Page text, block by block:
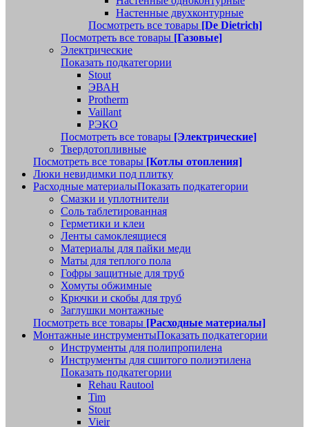
Настенные двухконтурные
Посмотреть все товары [De Dietrich]
Посмотреть все товары [Газовые]
Электрические
Показать подкатегории
Stout
ЭВАН
Protherm
Vaillant
РЭКО
Посмотреть все товары [Электрические]
Твердотопливные
Посмотреть все товары [Котлы отопления]
Люки невидимки под плитку
Расходные материалыПоказать подкатегории
Смазки и уплотнители
Соль таблетированная
Герметики и клеи
Ленты самоклеящиеся
Материалы для пайки меди
Маты для теплого пола
Гофры защитные для труб
Хомуты обжимные
Крючки и скобы для труб
Заглушки монтажные
Посмотреть все товары [Расходные материалы]
Монтажные инструментыПоказать подкатегории
Инструменты для полипропилена
Инструменты для сшитого полиэтилена
Показать подкатегории
Rehau Rautool
Tim
Stout
Vieir